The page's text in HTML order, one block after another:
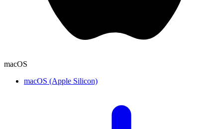
macOS
macOS (Apple Silicon)